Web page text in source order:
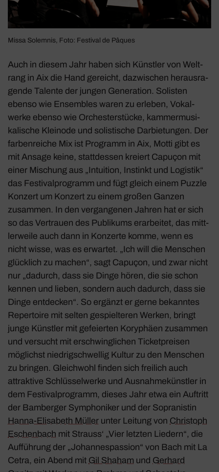
Missa Solemnis, Foto: Festival de Pâques
Auch in diesem Jahr haben sich Künstler von Welt­
rang in Aix die Hand gereicht, dazwi­schen heraus­ra­
gende Talente der jungen Gene­ra­tion. Solisten
ebenso wie Ensem­bles waren zu erleben, Vokal­
werke ebenso wie Orches­ter­stücke, kammer­mu­si­
ka­li­sche Kleinode und solis­ti­sche Darbie­tungen. Der
farben­reiche Mix ist Programm in Aix, Motti gibt es
mit Ansage keine, statt­dessen kreiert Capuçon mit
einer Mischung aus „Intui­tion, Instinkt und Logistik“
das Festi­val­pro­gramm und fügt gleich einem Puzzle
Konzert um Konzert zu einem großen Ganzen
zusammen. In den vergan­genen Jahren hat er sich
so das Vertrauen des Publi­kums erar­beitet, das mitt­
ler­weile auch dann in Konzerte komme, wenn es
nicht wisse, was es erwartet. „Ich will die Menschen
glück­lich zu machen“, sagt Capuçon, und zwar nicht
nur „dadurch, dass sie Dinge hören, die sie schon
kennen und lieben, sondern auch dadurch, dass sie
Dinge entde­cken“. So ergänzt er gerne bekanntes
Reper­toire mit selten gespiel­teren Werken, bringt
junge Künstler mit gefei­erten Kory­phäen zusammen
und versucht mit erschwing­li­chen Ticket­preisen
möglichst nied­rig­schwellig Kultur zu den Menschen
zu bringen. Gleich­wohl finden sich frei­lich auch
attrak­tive Schlüs­sel­werke und Ausnah­me­künstler in
dem Festi­val­pro­gramm, dieses Jahr etwa ein Auftritt
der Bamberger Sympho­niker und der Sopra­nistin
Hanna-Elisa­beth Müller unter Leitung von Chris­toph
Eschen­bach mit Strauss‘ „Vier letzten Liedern“, die
Auffüh­rung der „Johan­nes­pas­sion“ von Bach mit La
Cetra, ein Abend mit Gil Shaham und Gerhard